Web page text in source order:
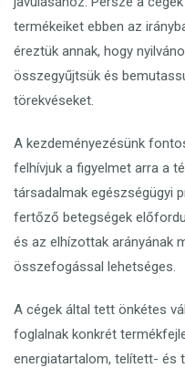
termékeiket ebben az
éreztük annak, hogy
összegyűjtsük és
törekvéseket.
A kezdeményezésünk
felhívjuk a figyelmet arra a
társadalmak egészségügyi
fertőző betegségek
és az elhízottak arányának
összefogással lehetséges.
A cégek által tett önkétes
foglalnak konkrét
energiatartalom, telített- és